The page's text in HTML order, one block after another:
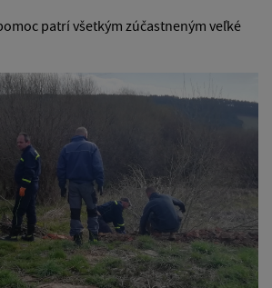
patrí všetkým zúčastneným veľké